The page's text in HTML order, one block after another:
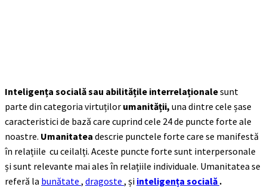
Inteligența socială sau abilitățile interrelaționalesunt
parte din categoria virtuților umanității, una dintre cele șase
caracteristici de bază care cuprind cele 24 de puncte forte ale
noastre. Umanitatea descrie punctele forte care se manifestă
în relațiile cu ceilalți. Aceste puncte forte sunt interpersonale
și sunt relevante mai ales în relațiile individuale. Umanitatea se
referă la bunătate , dragoste , și inteligența socială .